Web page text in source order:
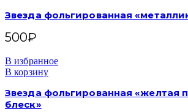
Звезда фольгированная
500₽
В избранное
В корзину
Звезда фольгированная «желтая
блеск»